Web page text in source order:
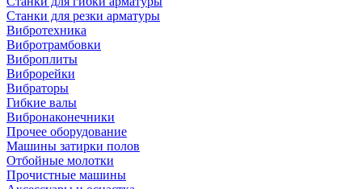
Станки для резки арматуры
Вибротехника
Вибротрамбовки
Виброплиты
Виброрейки
Вибраторы
Гибкие валы
Вибронаконечники
Прочее оборудование
Машины затирки полов
Отбойные молотки
Прочистные машины